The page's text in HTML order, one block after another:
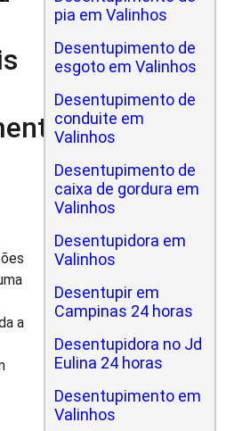
a
pia em Valinhos
Desentupimento de
esgoto em Valinhos
Desentupimento de
conduite em
Valinhos
Desentupimento de
caixa de gordura em
Valinhos
Desentupidora em
Valinhos
Desentupir em
Campinas 24 horas
Desentupidora no Jd
Eulina 24 horas
Desentupimento em
Valinhos